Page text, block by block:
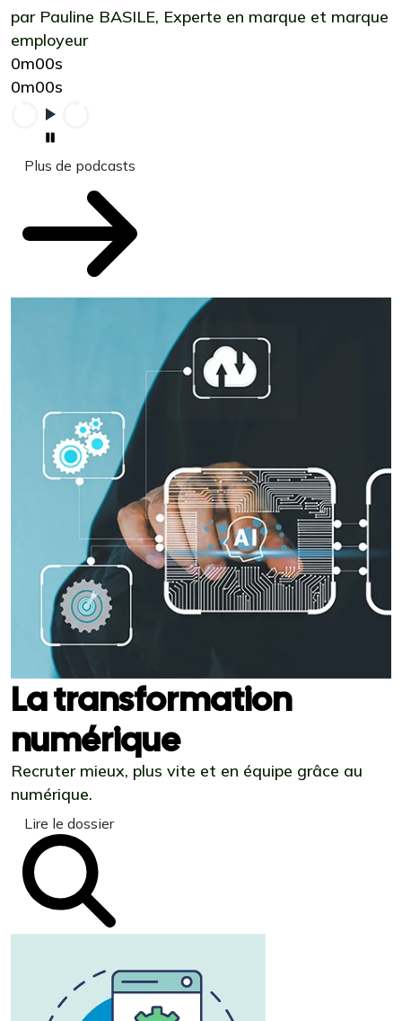
par Pauline BASILE, Experte en marque et marque
employeur
0m00s
0m00s
Plus de podcasts
La transformation
numérique
Recruter mieux, plus vite et en équipe grâce au
numérique.
Lire le dossier